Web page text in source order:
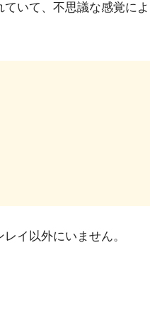
いて、不思議な感覚によ
イ以外にいません。